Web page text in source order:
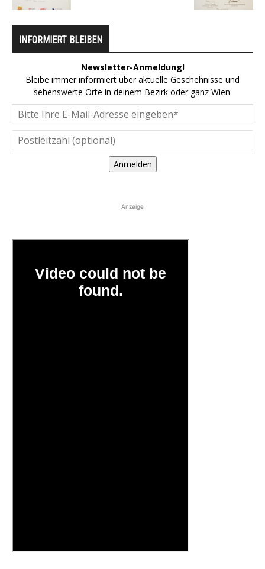
INFORMIERT BLEIBEN
Newsletter-Anmeldung!
Bleibe immer informiert über aktuelle Geschehnisse und
sehenswerte Orte in deinem Bezirk oder ganz Wien.
Anmelden
Anzeige